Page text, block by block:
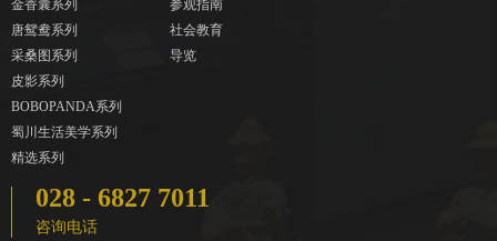
金香囊系列
唐鸳鸯系列
采桑图系列
皮影系列
BOBOPANDA系列
蜀川生活美学系列
精选系列
参观指南
社会教育
导览
028 - 6827 7011
咨询电话